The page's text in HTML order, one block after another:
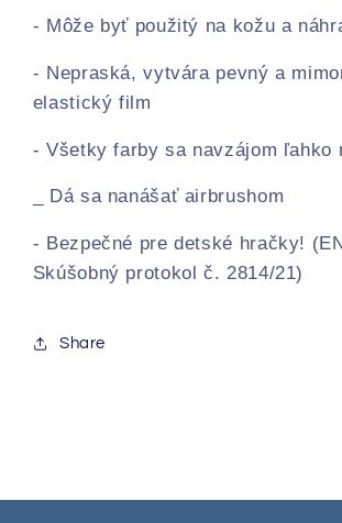
- Môže byť použitý na kožu a
- Nepraská, vytvára pevný a
elastický film
- Všetky farby sa navzájom ľahko
_ Dá sa nanášať airbrushom
- Bezpečné pre detské hračky!
Skúšobný protokol č. 2814/21)
Share